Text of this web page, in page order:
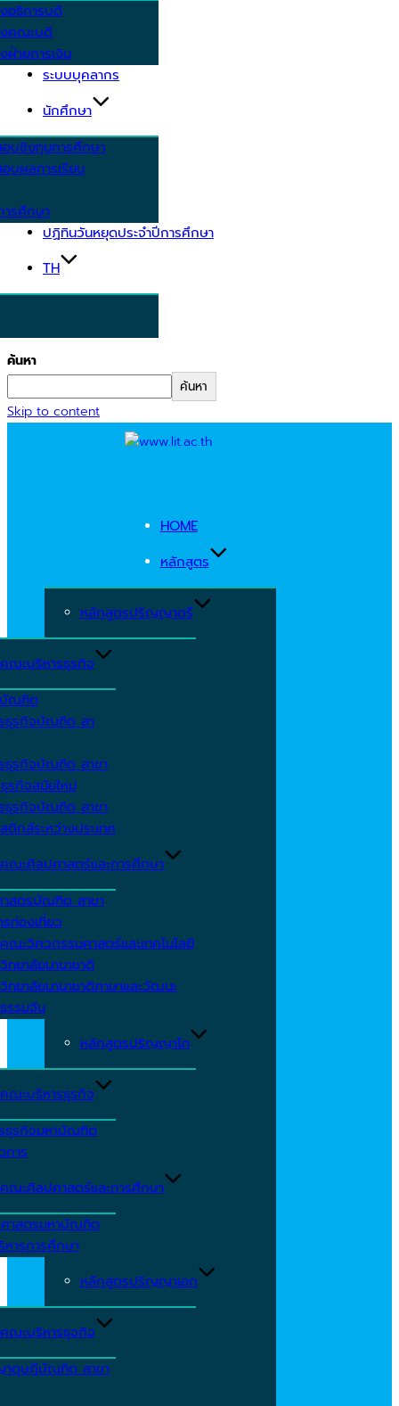
อธิการบดี
คณะบดี
ฝ่ายการเงิน
ระบบบุคลากร
นักศึกษา
บชิงทุนการศึกษา
บผลการเรียน
รศึกษา
ปฏิทินวันหยุดประจำปีการศึกษา
TH
ค้นหา
ค้นหา
Skip to content
HOME
หลักสูตร
หลักสูตรปริญญาตรี
คณะบริหารธุรกิจ
ณฑิต
ธุรกิจบัณฑิต สา
ธุรกิจบัณฑิต สาขา
รกิจสมัยใหม่
ธุรกิจบัณฑิต สาขา
ติกส์ระหว่างประเทศ
คณะศิลปศาสตร์และการศึกษา
สตรบัณฑิต สาขา
ท่องเที่ยว
คณะวิศวกรรมศาสตร์และเทคโนโลยี
วิทยาลัยนานาชาติ
วิทยาลัยนานาชาติภาษาและวัฒนะ
ธรรมจีน
หลักสูตรปริญญาโท
คณะบริหารธุรกิจ
ธุรกิจมหาบัณฑิต
การ
คณะศิลปศาสตร์และการศึกษา
าสตรมหาบัณฑิต
หารการศึกษา
หลักสูตรปริญญาเอก
คณะบริหารธุจกิจ
ดุษฎีบัณฑิต สาขา